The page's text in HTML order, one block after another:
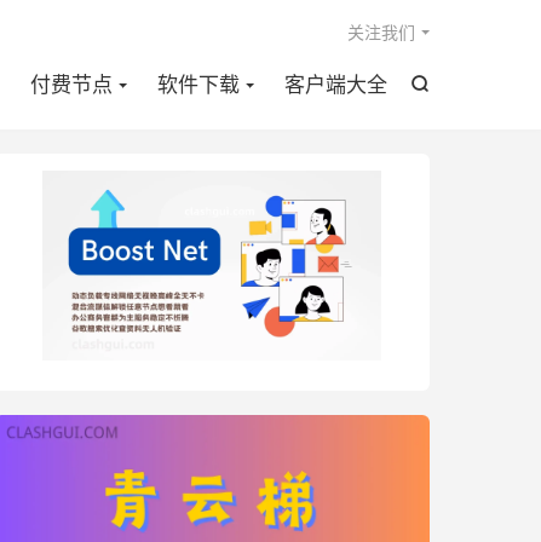

付费节点 软件下载 客户端大全
关注我们